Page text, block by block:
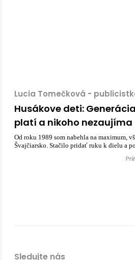
Lucia Tomečková -
Husákove deti:
platí a nikoho nezaujíma
Od roku 1989 som nabehla na maximum,
Švajčiarsko. Stačilo pridať ruku k dielu a
Sledujte nás